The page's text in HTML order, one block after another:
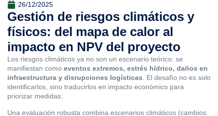
26/12/2025
Gestión de riesgos climáticos y
físicos: del mapa de calor al
impacto en NPV del proyecto
Los riesgos climáticos ya no son un escenario teórico; se
manifiestan como eventos extremos, estrés hídrico, daños en
infraestructura y disrupciones logísticas . El desafío no es solo
identificarlos, sino traducirlos en impacto económico para
priorizar medidas.
Una evaluación robusta combina escenarios climáticos (cambios